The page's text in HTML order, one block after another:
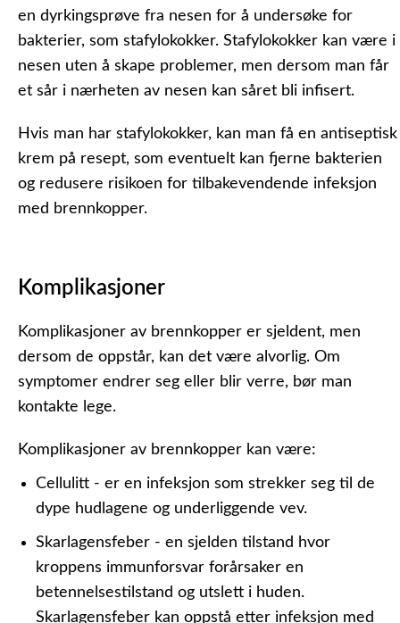
en dyrkingsprøve fra nesen for å undersøke for
bakterier, som stafylokokker. Stafylokokker kan være i
nesen uten å skape problemer, men dersom man får
et sår i nærheten av nesen kan såret bli infisert.
Hvis man har stafylokokker, kan man få en antiseptisk
krem på resept, som eventuelt kan fjerne bakterien
og redusere risikoen for tilbakevendende infeksjon
med brennkopper.
Komplikasjoner
Komplikasjoner av brennkopper er sjeldent, men
dersom de oppstår, kan det være alvorlig. Om
symptomer endrer seg eller blir verre, bør man
kontakte lege.
Komplikasjoner av brennkopper kan være:
Cellulitt - er en infeksjon som strekker seg til de
dype hudlagene og underliggende vev.
Skarlagensfeber - en sjelden tilstand hvor
kroppens immunforsvar forårsaker en
betennelsestilstand og utslett i huden.
Skarlagensfeber kan oppstå etter infeksjon med